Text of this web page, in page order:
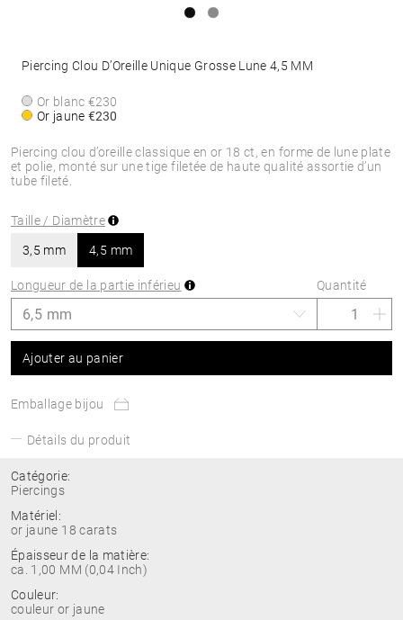
Piercing clou d’oreille classique en or 18 ct, en forme de lune plate
et polie, monté sur une tige filetée de haute qualité assortie d’un
tube fileté.
Piercing Clou D’Oreille Unique Grosse Lune 4,5 MM
Or blanc€230
Or jaune€230
Taille / Diamètre
3,5 mm 4,5 mm
Longueur de la partie inférieu Quantité
Ajouter au panier
Emballage bijou
Détails du produit
Catégorie:
Piercings
Matériel:
or jaune 18 carats
Épaisseur de la matière:
ca. 1,00 MM (0,04 Inch)
Couleur:
couleur or jaune